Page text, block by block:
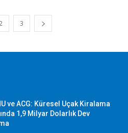
3
ve ACG: Küresel Uçak Kiralama
1,9 Milyar Dolarlık Dev